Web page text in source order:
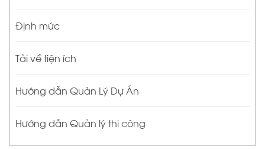
Định mức
Tải về tiện ích
Hướng dẫn Quản Lý Dự Án
Hướng dẫn Quản lý thi công